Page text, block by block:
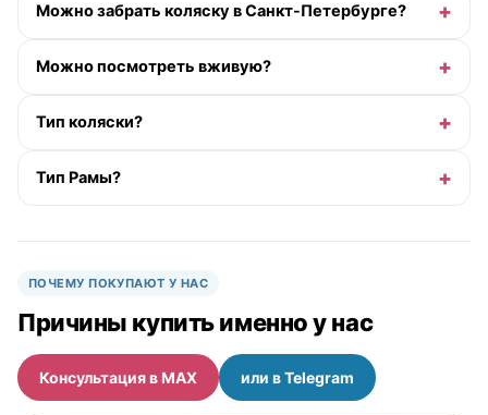
Можно забрать коляску в Санкт-Петербурге?
Можно посмотреть вживую?
Тип коляски?
Тип Рамы?
ПОЧЕМУ ПОКУПАЮТ У НАС
Причины купить именно у нас
Консультация в MAX или в Telegram